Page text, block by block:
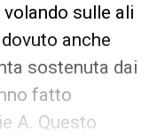
sulle ali
anche
sostenuta dai
fatto
A. Questo